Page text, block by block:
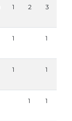
1 2 3
1 1
1 1
1 1